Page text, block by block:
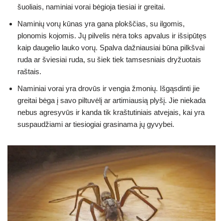
šuoliais, naminiai vorai bėgioja tiesiai ir greitai.
Naminių vorų kūnas yra gana plokščias, su ilgomis,
plonomis kojomis. Jų pilvelis nėra toks apvalus ir išsipūtęs
kaip daugelio lauko vorų. Spalva dažniausiai būna pilkšvai
ruda ar šviesiai ruda, su šiek tiek tamsesniais dryžuotais
raštais.
Naminiai vorai yra drovūs ir vengia žmonių. Išgąsdinti jie
greitai bėga į savo piltuvėlį ar artimiausią plyšį. Jie niekada
nebus agresyvūs ir kanda tik kraštutiniais atvejais, kai yra
suspaudžiami ar tiesiogiai grasinama jų gyvybei.